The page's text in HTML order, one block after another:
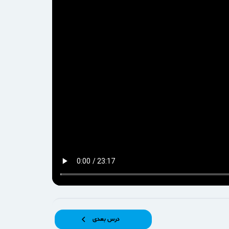
درس بعدی